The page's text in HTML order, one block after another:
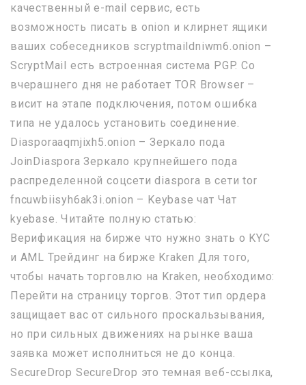
качественный e-mail сервис, есть
возможность писать в onion и клирнет ящики
ваших собеседников scryptmaildniwm6.onion –
ScryptMail есть встроенная система PGP. Со
вчерашнего дня не работает TOR Browser –
висит на этапе подключения, потом ошибка
типа не удалось установить соединение.
Diasporaaqmjixh5.onion – Зеркало пода
JoinDiaspora Зеркало крупнейшего пода
распределенной соцсети diaspora в сети tor
fncuwbiisyh6ak3i.onion – Keybase чат Чат
kyebase. Читайте полную статью:
Верификация на бирже что нужно знать о KYC
и AML Трейдинг на бирже Kraken Для того,
чтобы начать торговлю на Kraken, необходимо:
Перейти на страницу торгов. Этот тип ордера
защищает вас от сильного проскальзывания,
но при сильных движениях на рынке ваша
заявка может исполниться не до конца.
SecureDrop SecureDrop это темная веб-ссылка,